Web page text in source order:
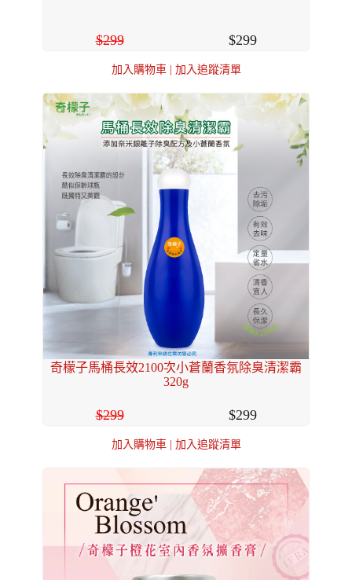
299 299
加入購物車 | 加入追蹤清單
奇檬子馬桶長效2100次小蒼蘭香氛除臭清潔霸
320g
299 299
加入購物車 | 加入追蹤清單